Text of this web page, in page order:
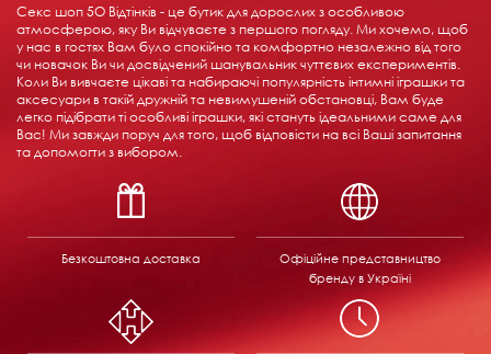
Секс шоп 5О Відтінків - це бутик для дорослих з особливою
атмосферою, яку Ви відчуваєте з першого погляду. Ми хочемо, щоб
у нас в гостях Вам було спокійно та комфортно незалежно від того
чи новачок Ви чи досвідчений шанувальник чуттєвих експериментів.
Коли Ви вивчаєте цікаві та набираючі популярність інтимні іграшки та
аксесуари в такій дружній та невимушеній обстановці, Вам буде
легко підібрати ті особливі іграшки, які стануть ідеальними саме для
Вас! Ми завжди поруч для того, щоб відповісти на всі Ваші запитання
та допомогти з вибором.
Безкоштовна доставка
Офіційне представництво
бренду в Україні